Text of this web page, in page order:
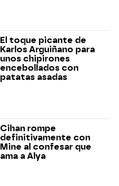
El toque picante de
Karlos Arguiñano para
unos chipirones
encebollados con
patatas asadas
Cihan rompe
definitivamente con
Mine al confesar que
ama a Alya